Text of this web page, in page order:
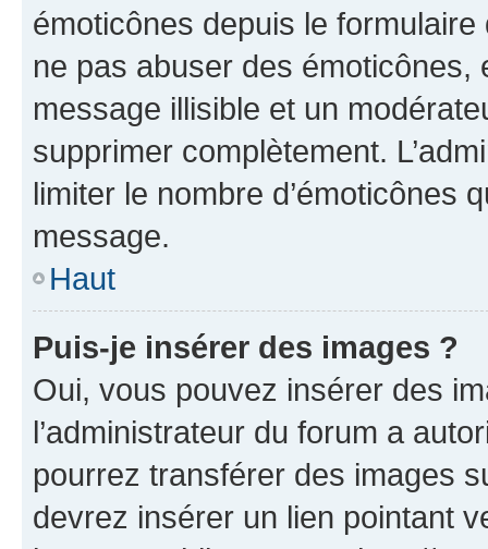
émoticônes depuis le
ne pas abuser des
message illisible et un
supprimer complètement.
limiter le nombre d’émoticônes
message.
Haut
Puis-je insérer des images ?
Oui, vous pouvez insérer des
l’administrateur du forum a
pourrez transférer des images
devrez insérer un lien pointant